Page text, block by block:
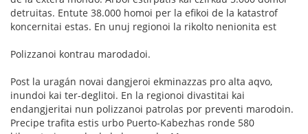
detruitas. Entute 38.000 homoi per la efikoi de la katastrof
koncernitai estas. En unuj regionoi la rikolto nenionita est
Polizzanoi kontrau marodadoi.
Post la uragán novai dangjeroi ekminazzas pro alta aqvo,
inundoi kai ter-deglitoi. En la regionoi divastitai kai
endangjeritai nun polizzanoi patrolas por preventi marodoin.
Precipe trafita estis urbo Puerto-Kabezhas ronde 580